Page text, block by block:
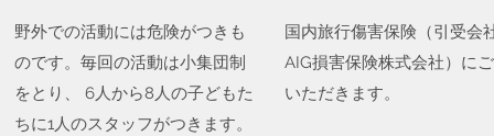
野外での活動には危険がつきも
のです。毎回の活動は小集団制
をとり、 6人から8人の子どもた
ちに1人のスタッフがつきます。
国内旅行傷害保険（引受会
AIG損害保険株式会社）に
いただきます。